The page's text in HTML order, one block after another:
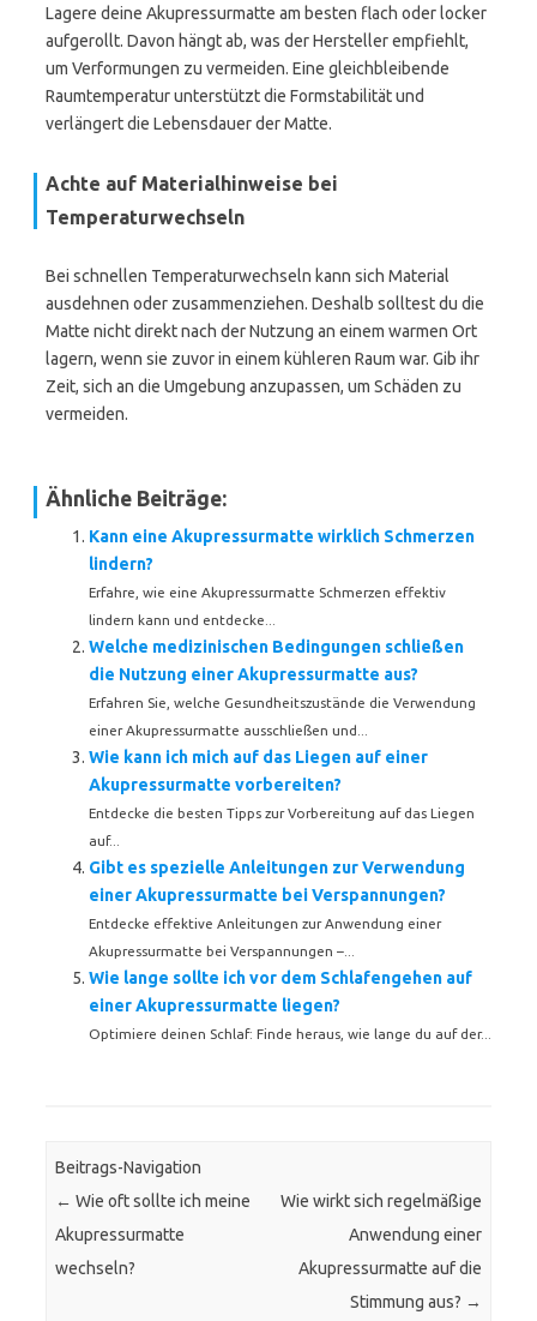
Lagere deine Akupressurmatte am besten flach oder locker
aufgerollt. Davon hängt ab, was der Hersteller empfiehlt,
um Verformungen zu vermeiden. Eine gleichbleibende
Raumtemperatur unterstützt die Formstabilität und
verlängert die Lebensdauer der Matte.
Achte auf Materialhinweise bei
Temperaturwechseln
Bei schnellen Temperaturwechseln kann sich Material
ausdehnen oder zusammenziehen. Deshalb solltest du die
Matte nicht direkt nach der Nutzung an einem warmen Ort
lagern, wenn sie zuvor in einem kühleren Raum war. Gib ihr
Zeit, sich an die Umgebung anzupassen, um Schäden zu
vermeiden.
Ähnliche Beiträge:
Kann eine Akupressurmatte wirklich Schmerzen
lindern?
Erfahre, wie eine Akupressurmatte Schmerzen effektiv
lindern kann und entdecke...
Welche medizinischen Bedingungen schließen
die Nutzung einer Akupressurmatte aus?
Erfahren Sie, welche Gesundheitszustände die Verwendung
einer Akupressurmatte ausschließen und...
Wie kann ich mich auf das Liegen auf einer
Akupressurmatte vorbereiten?
Entdecke die besten Tipps zur Vorbereitung auf das Liegen
auf...
Gibt es spezielle Anleitungen zur Verwendung
einer Akupressurmatte bei Verspannungen?
Entdecke effektive Anleitungen zur Anwendung einer
Akupressurmatte bei Verspannungen –...
Wie lange sollte ich vor dem Schlafengehen auf
einer Akupressurmatte liegen?
Optimiere deinen Schlaf: Finde heraus, wie lange du auf der...
Beitrags-Navigation
← Wie oft sollte ich meine
Akupressurmatte
wechseln?
Wie wirkt sich regelmäßige
Anwendung einer
Akupressurmatte auf die
Stimmung aus? →